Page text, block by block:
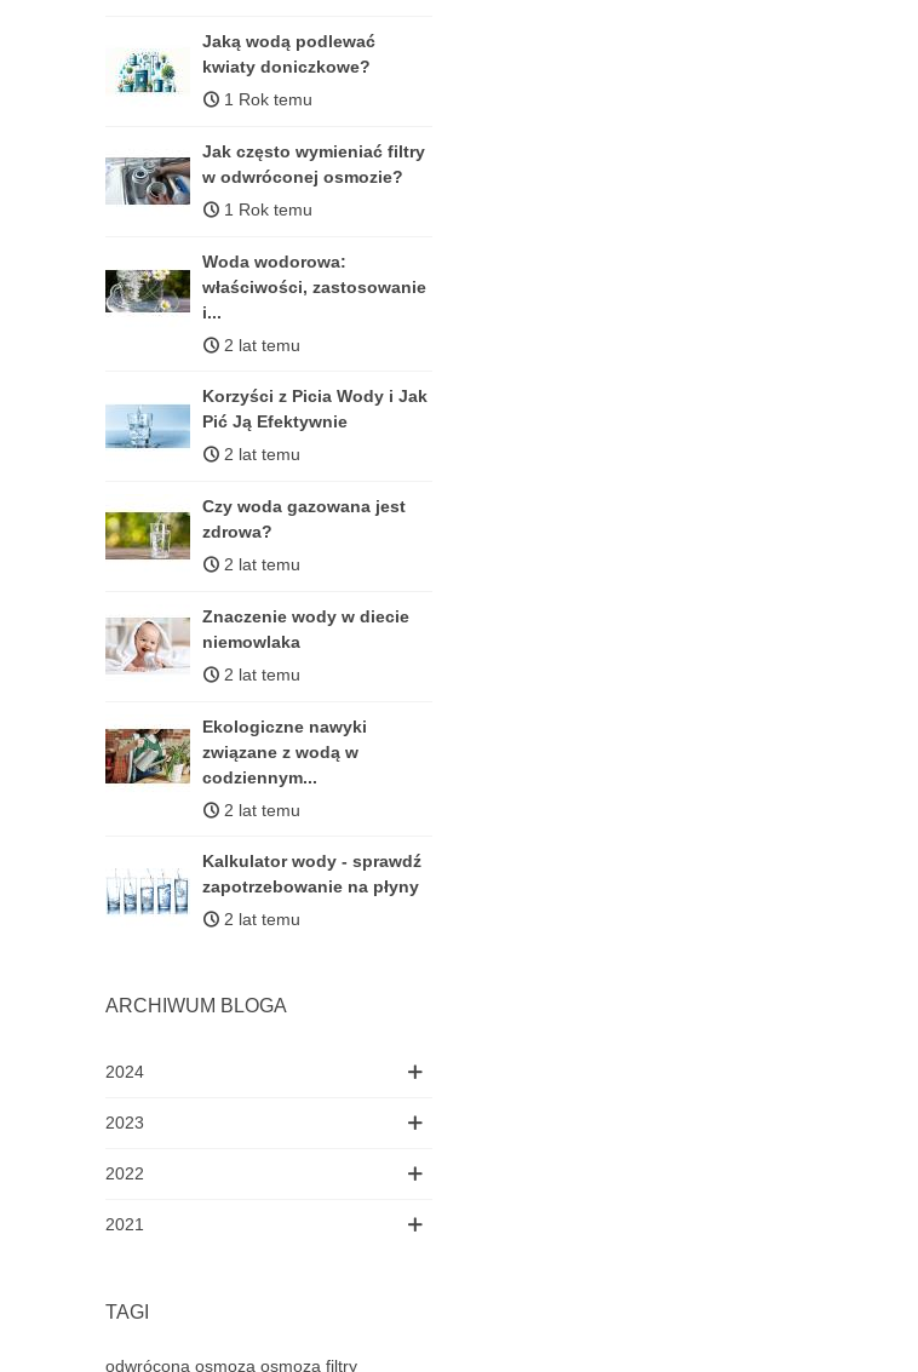
Jaką wodą podlewać
kwiaty doniczkowe?
1 Rok temu
Jak często wymieniać filtry
w odwróconej osmozie?
1 Rok temu
Woda wodorowa:
właściwości, zastosowanie
i...
2 lat temu
Korzyści z Picia Wody i Jak
Pić Ją Efektywnie
2 lat temu
Czy woda gazowana jest
zdrowa?
2 lat temu
Znaczenie wody w diecie
niemowlaka
2 lat temu
Ekologiczne nawyki
związane z wodą w
codziennym...
2 lat temu
Kalkulator wody - sprawdź
zapotrzebowanie na płyny
2 lat temu
ARCHIWUM BLOGA
2024
2023
2022
2021
TAGI
odwrócona osmoza osmoza filtry